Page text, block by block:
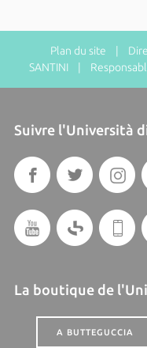
Plan du site |
SANTINI |
Suivre l'Università
La boutique de
A BUTTEGUCCIA